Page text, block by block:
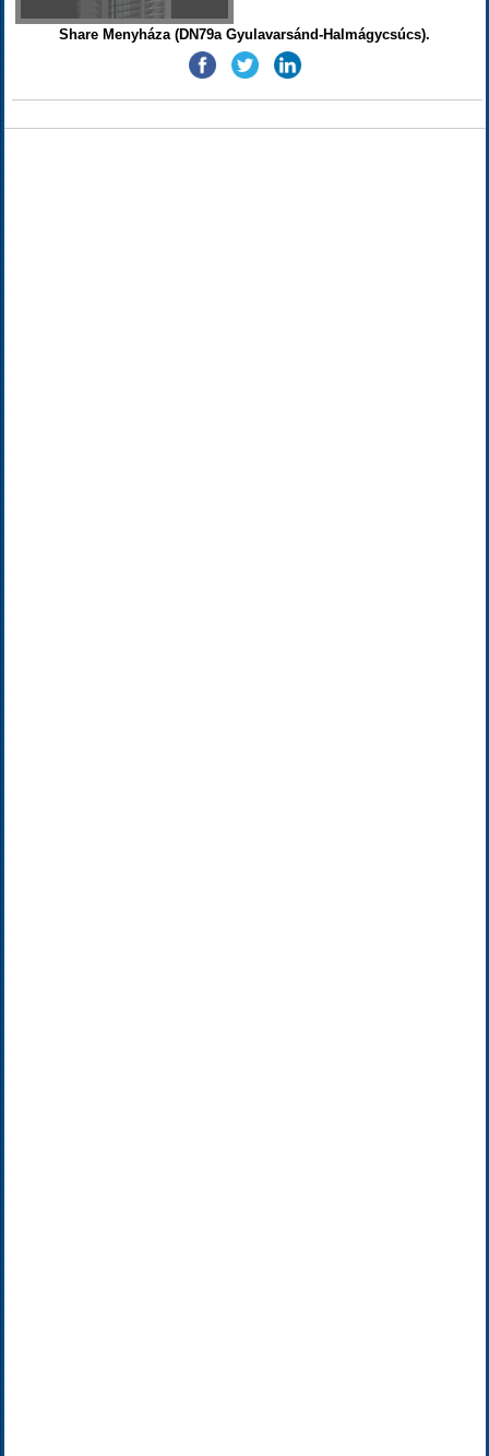
Share Menyháza (DN79a Gyulavarsánd-Halmágycsúcs).